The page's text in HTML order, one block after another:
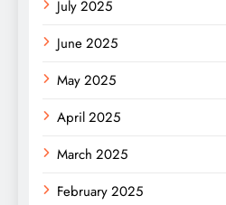
July 2025
June 2025
May 2025
April 2025
March 2025
February 2025